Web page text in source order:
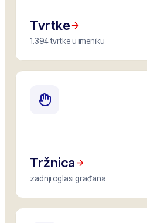
Tvrtke
1.394 tvrtke u imeniku
Tržnica
zadnji oglasi građana